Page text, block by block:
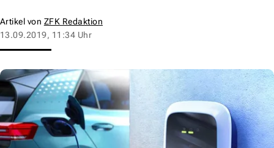
Artikel von ZFK Redaktion
13.09.2019, 11:34 Uhr